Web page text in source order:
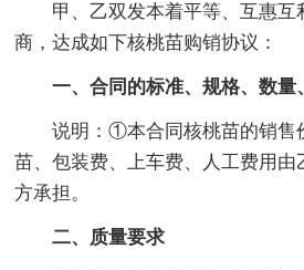
甲、乙双发本着平等、互惠
商，达成如下核桃苗购销协议：
一、合同的标准、规格、数量
说明：①本合同核桃苗的销售
苗、包装费、上车费、人工费用由
方承担。
二、质量要求